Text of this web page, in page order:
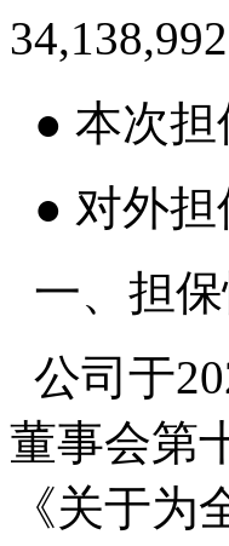
● 本次
● 对外
一、担
公司于
董事会第
《关于